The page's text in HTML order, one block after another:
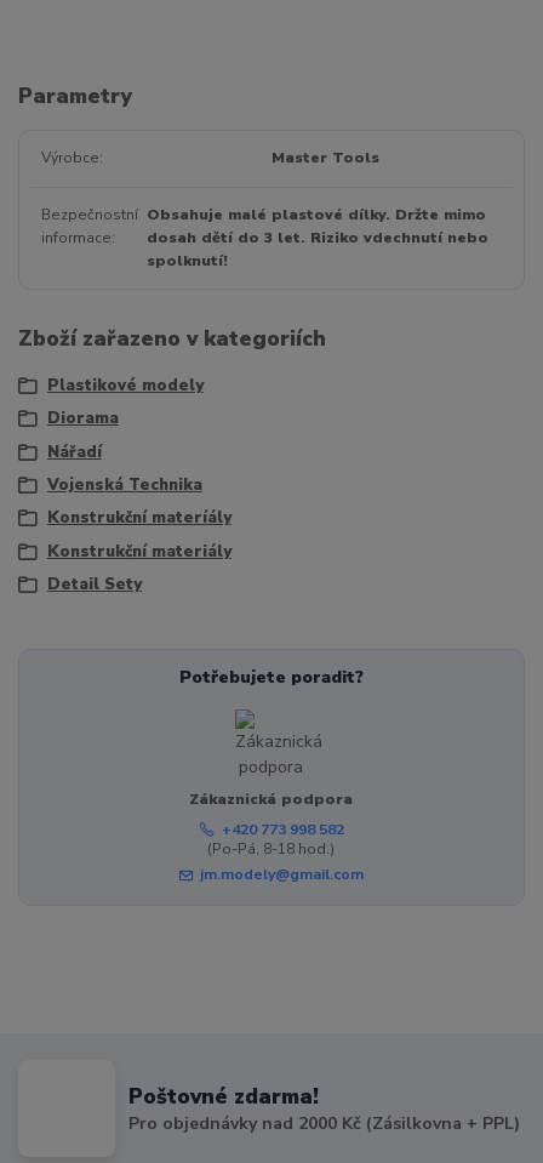
Parametry
Výrobce Master Tools
Bezpečnostní
informace
Obsahuje malé plastové dílky. Držte mimo
dosah dětí do 3 let. Riziko vdechnutí nebo
spolknutí!
Zboží zařazeno v kategoriích
Plastikové modely
Diorama
Nářadí
Vojenská Technika
Konstrukční materíály
Konstrukční materiály
Detail Sety
Potřebujete poradit?
Zákaznická podpora
+420 773 998 582
(Po-Pá, 8-18 hod.)
jm.modely@gmail.com
Poštovné zdarma!
Pro objednávky nad 2000 Kč (Zásilkovna + PPL)